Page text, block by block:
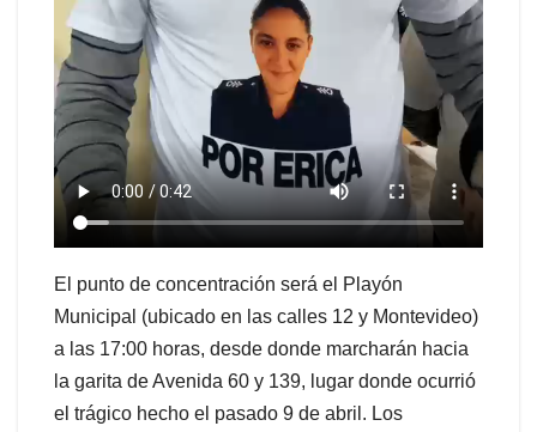
El punto de concentración será el Playón
Municipal (ubicado en las calles 12 y Montevideo)
a las 17:00 horas, desde donde marcharán hacia
la garita de Avenida 60 y 139, lugar donde ocurrió
el trágico hecho el pasado 9 de abril. Los